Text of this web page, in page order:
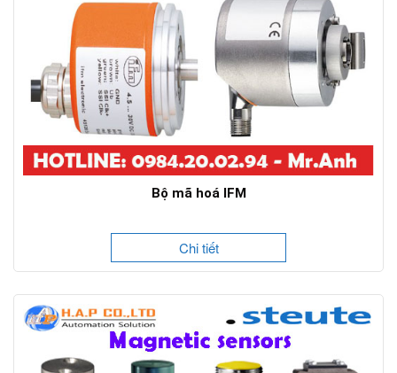
Bộ mã hoá IFM
Chi tiết